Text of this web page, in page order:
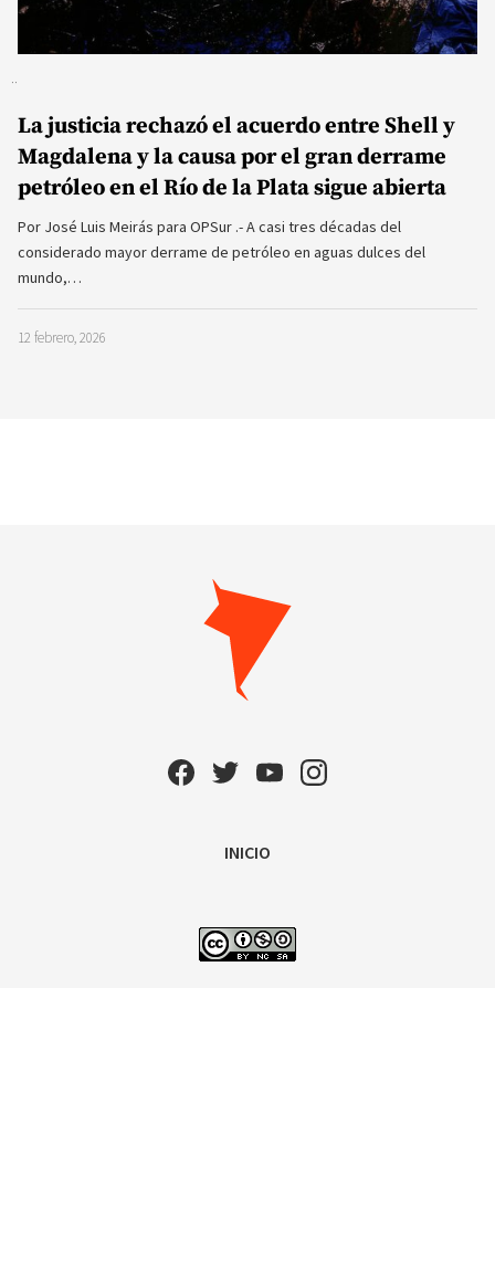
La justicia rechazó el acuerdo entre Shell y
Magdalena y la causa por el gran derrame
petróleo en el Río de la Plata sigue abierta
Por José Luis Meirás para OPSur .- A casi tres décadas del
considerado mayor derrame de petróleo en aguas dulces del
mundo,…
12 febrero, 2026
INICIO